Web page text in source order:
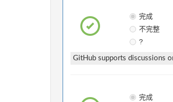
完成
不完整
?
GitHub supports discussions
完成